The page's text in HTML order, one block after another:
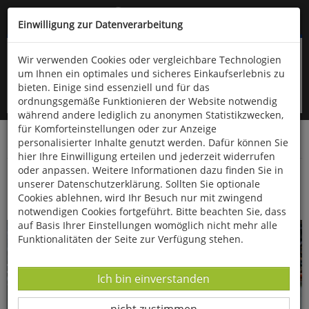
Kompletten Head der Seite überspringen
oder (06766) 9323-960
Startseite Bücher Essen & Trinken
Delikates aus dem Holzbackofen: Fladen und
Flammkuchen
Einwilligung zur Datenverarbeitung
Wir verwenden Cookies oder vergleichbare Technologien
um Ihnen ein optimales und sicheres Einkaufserlebnis zu
bieten. Einige sind essenziell und für das
ordnungsgemäße Funktionieren der Website notwendig
während andere lediglich zu anonymen Statistikzwecken,
für Komforteinstellungen oder zur Anzeige
personalisierter Inhalte genutzt werden. Dafür können Sie
hier Ihre Einwilligung erteilen und jederzeit widerrufen
oder anpassen. Weitere Informationen dazu finden Sie in
unserer Datenschutzerklärung. Sollten Sie optionale
Cookies ablehnen, wird Ihr Besuch nur mit zwingend
notwendigen Cookies fortgeführt. Bitte beachten Sie, dass
auf Basis Ihrer Einstellungen womöglich nicht mehr alle
Funktionalitäten der Seite zur Verfügung stehen.
Datenverarbeitung -
Ich bin einverstanden